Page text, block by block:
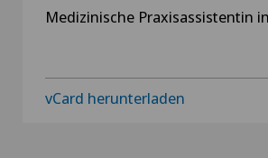
Medizinische Praxisassistentin
vCard herunterladen